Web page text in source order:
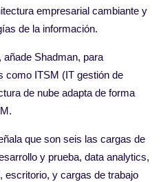
empresarial cambiante y
de la información.
añade Shadman, para
como ITSM (IT gestión de
de nube adapta de forma
que son seis las cargas de
y prueba, data analytics,
escritorio, y cargas de trabajo